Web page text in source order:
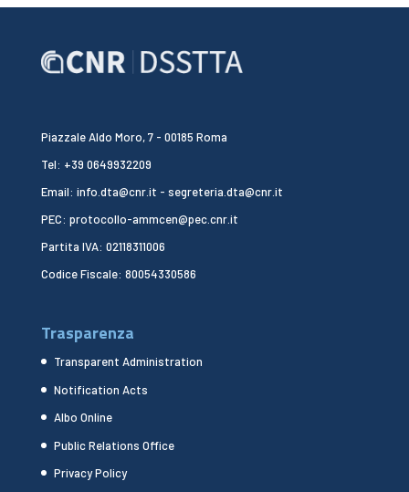
Piazzale Aldo Moro, 7 - 00185 Roma
Tel: +39 0649932209
Email: info.dta@cnr.it - segreteria.dta@cnr.it
PEC: protocollo-ammcen@pec.cnr.it
Partita IVA: 02118311006
Codice Fiscale: 80054330586
Trasparenza
Transparent Administration
Notification Acts
Albo Online
Public Relations Office
Privacy Policy